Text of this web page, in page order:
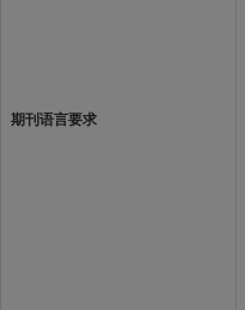
期刊语言要求